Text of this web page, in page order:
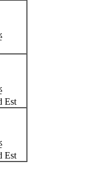
Est
Est